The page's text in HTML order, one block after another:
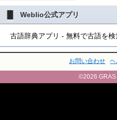
Weblio公式アプリ
古語辞典アプリ - 無料で古語を
お問い合わせ
©2026 GRAS